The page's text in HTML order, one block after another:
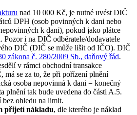
nad 10 000 Kč, je nutné uvést DIČ
DPH (osob povinných k dani nebo
k dani), pokud jako plátce
Pozor i na DIČ odběratele/dodavatele
DIČ (DIČ se může lišit od IČO). DIČ
zákona č. 280/2009 Sb., daňový řád.
v rámci obchodní transakce
má se za to, že při pořízení plnění
osoba nepovinná k dani = konečný
plnění tak bude uvedena do části A.5.
ohledu na limit.
přijetí nákladu, dle kterého je náklad